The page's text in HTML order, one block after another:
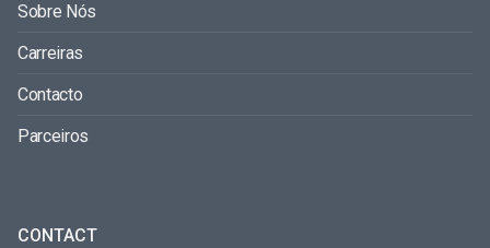
Sobre Nós
Carreiras
Contacto
Parceiros
CONTACT